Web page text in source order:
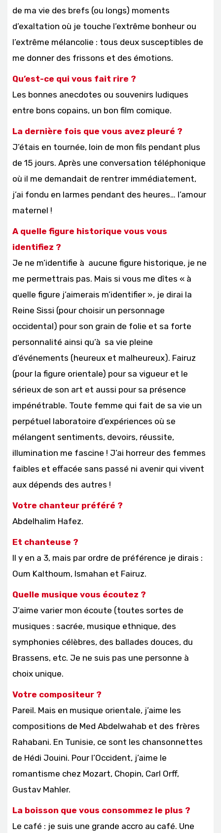
de ma vie des brefs (ou longs) moments
d’exaltation où je touche l’extrême bonheur ou
l’extrême mélancolie : tous deux susceptibles de
me donner des frissons et des émotions.
Qu’est-ce qui vous fait rire ?
Les bonnes anecdotes ou souvenirs ludiques
entre bons copains, un bon film comique.
La dernière fois que vous avez pleuré ?
J’étais en tournée, loin de mon fils pendant plus
de 15 jours. Après une conversation téléphonique
où il me demandait de rentrer immédiatement,
j’ai fondu en larmes pendant des heures… l’amour
maternel !
A quelle figure historique vous vous
identifiez ?
Je ne m’identifie à aucune figure historique, je ne
me permettrais pas. Mais si vous me dîtes « à
quelle figure j’aimerais m’identifier », je dirai la
Reine Sissi (pour choisir un personnage
occidental) pour son grain de folie et sa forte
personnalité ainsi qu’à sa vie pleine
d’événements (heureux et malheureux). Fairuz
(pour la figure orientale) pour sa vigueur et le
sérieux de son art et aussi pour sa présence
impénétrable. Toute femme qui fait de sa vie un
perpétuel laboratoire d’expériences où se
mélangent sentiments, devoirs, réussite,
illumination me fascine ! J’ai horreur des femmes
faibles et effacée sans passé ni avenir qui vivent
aux dépends des autres !
Votre chanteur préféré ?
Abdelhalim Hafez.
Et chanteuse ?
Il y en a 3, mais par ordre de préférence je dirais :
Oum Kalthoum, Ismahan et Fairuz.
Quelle musique vous écoutez ?
J’aime varier mon écoute (toutes sortes de
musiques : sacrée, musique ethnique, des
symphonies célèbres, des ballades douces, du
Brassens, etc. Je ne suis pas une personne à
choix unique.
Votre compositeur ?
Pareil. Mais en musique orientale, j’aime les
compositions de Med Abdelwahab et des frères
Rahabani. En Tunisie, ce sont les chansonnettes
de Hédi Jouini. Pour l’Occident, j’aime le
romantisme chez Mozart, Chopin, Carl Orff,
Gustav Mahler.
La boisson que vous consommez le plus ?
Le café : je suis une grande accro au café. Une